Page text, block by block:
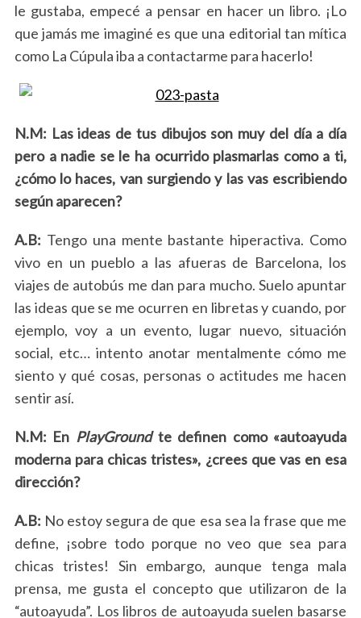
le gustaba, empecé a pensar en hacer un libro. ¡Lo
que jamás me imaginé es que una editorial tan mítica
como La Cúpula iba a contactarme para hacerlo!
N.M: Las ideas de tus dibujos son muy del día a día
pero a nadie se le ha ocurrido plasmarlas como a ti,
¿cómo lo haces, van surgiendo y las vas escribiendo
según aparecen?
A.B: Tengo una mente bastante hiperactiva. Como
vivo en un pueblo a las afueras de Barcelona, los
viajes de autobús me dan para mucho. Suelo apuntar
las ideas que se me ocurren en libretas y cuando, por
ejemplo, voy a un evento, lugar nuevo, situación
social, etc… intento anotar mentalmente cómo me
siento y qué cosas, personas o actitudes me hacen
sentir así.
N.M: En PlayGroundte definen como «autoayuda
moderna para chicas tristes», ¿crees que vas en esa
dirección?
A.B: No estoy segura de que esa sea la frase que me
define, ¡sobre todo porque no veo que sea para
chicas tristes! Sin embargo, aunque tenga mala
prensa, me gusta el concepto que utilizaron de la
“autoayuda”. Los libros de autoayuda suelen basarse